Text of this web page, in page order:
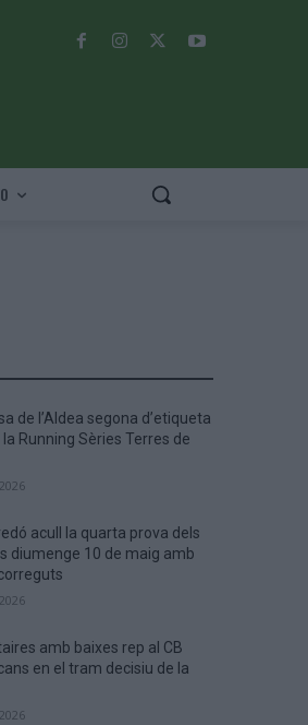
de l’Aldea segona d’etiqueta
la Running Sèries Terres de
acull la quarta prova dels
diumenge 10 de maig amb
amb baixes rep al CB
en el tram decisiu de la